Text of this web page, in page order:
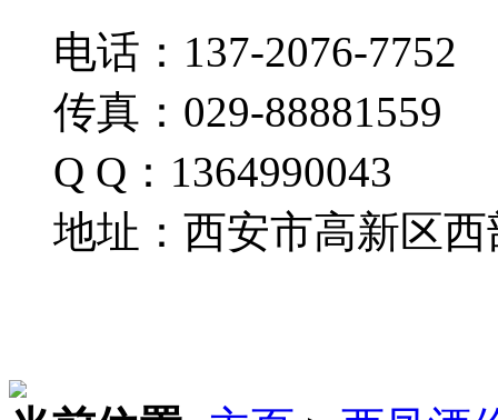
电话：137-2076-7752
传真：029-88881559
Q Q：1364990043
地址：西安市高新区西